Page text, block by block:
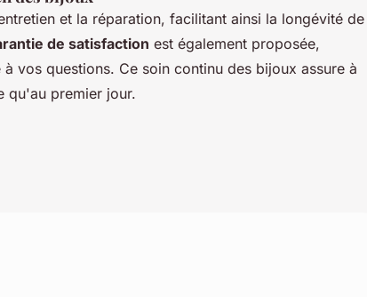
et la réparation, facilitant ainsi la longévité de
de satisfaction est également proposée,
vos questions. Ce soin continu des bijoux assure à
qu'au premier jour.